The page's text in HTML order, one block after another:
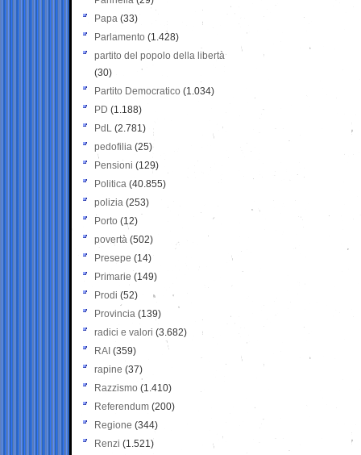
Papa (33)
Parlamento (1.428)
partito del popolo della libertà
(30)
Partito Democratico (1.034)
PD (1.188)
PdL (2.781)
pedofilia (25)
Pensioni (129)
Politica (40.855)
polizia (253)
Porto (12)
povertà (502)
Presepe (14)
Primarie (149)
Prodi (52)
Provincia (139)
radici e valori (3.682)
RAI (359)
rapine (37)
Razzismo (1.410)
Referendum (200)
Regione (344)
Renzi (1.521)